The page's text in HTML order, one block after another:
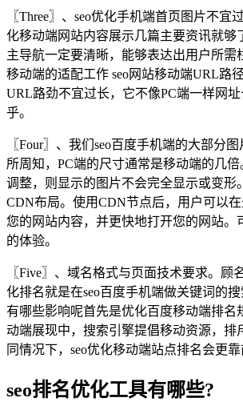
〖Three〗、seo优化手机端首页图片不宜
化移动端网站内容展示几篇主要资讯就够
主导航一定要清晰，能够表达出用户所需
移动端的适配工作 seo网站移动端URL路
URL路劲不宜过长，它不像PC端一样网
乎。
〖Four〗、我们seo百度手机端的大部分
所周知，PC端的尺寸通常是移动端的几
调整，则显示的图片不会完全显示或变形
CDN布局。使用CDN节点后，用户可以
您的网站内容，并更快地打开您的网站。
的体验。
〖Five〗、域名格式与页面技术要求。顾
化排名就是在seo百度手机端做关键词的
有哪些影响呢首先是优化百度移动端排名
动端展现中，搜索引擎提倡移动资源，排
同情况下，seo优化移动端站点排名会更靠
seo排名优化工具有哪些?